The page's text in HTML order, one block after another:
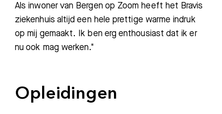
Meest gezocht:
Als inwoner van Bergen op Zoom heeft het Bravis
ziekenhuis altijd een hele prettige warme indruk
op mij gemaakt. Ik ben erg enthousiast dat ik er
nu ook mag werken."
Opleidingen